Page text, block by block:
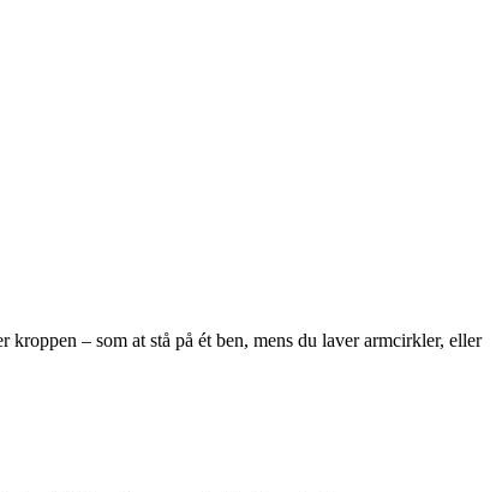
– som at stå på ét ben, mens du laver armcirkler, eller